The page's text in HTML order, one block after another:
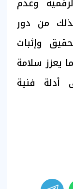
من دور
وإثبات
يعزز سلامة
أدلة فنية